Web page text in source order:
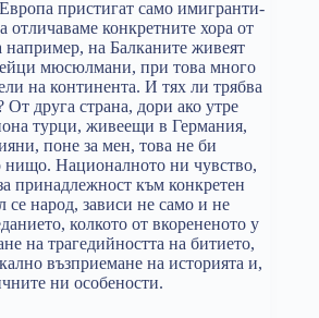
пристигат само имигранти-
конкретните хора от
например, на Балканите живеят
мюсюлмани, при това много
на континента. И тях ли трябва
друга страна, дори ако утре
турци, живеещи в Германия,
поне за мен, това не би
Националното ни чувство,
принадлежност към конкретен
се народ, зависи не само и не
колкото от вкорененото у
на трагедийността на битието,
възприемане на историята и,
ни особености.